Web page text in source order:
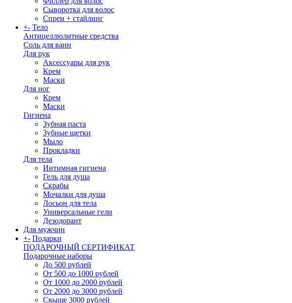
Сыворотка для волос
Спреи + стайлинг
+- Тело
Антицеллюлитные средства
Соль для ванн
Для рук
Аксессуары для рук
Крем
Маски
Для ног
Крем
Маски
Гигиена
Зубная паста
Зубные щетки
Мыло
Прокладки
Для тела
Интимная гигиена
Гель для душа
Скрабы
Мочалки для душа
Лосьон для тела
Универсальные гели
Дезодорант
Для мужчин
+- Подарки
ПОДАРОЧНЫЙ СЕРТИФИКАТ
Подарочные наборы
До 500 рублей
От 500 до 1000 рублей
От 1000 до 2000 рублей
От 2000 до 3000 рублей
Свыше 3000 рублей